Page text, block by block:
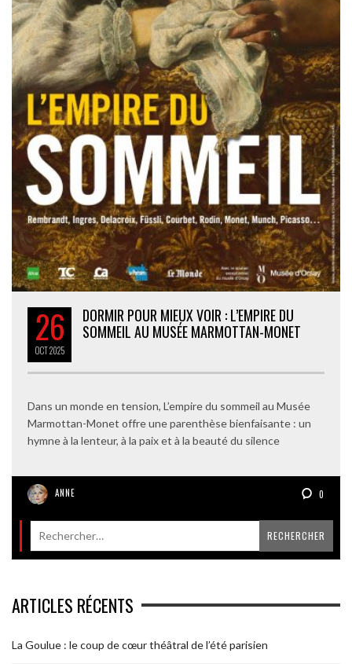
26
OCT2025
DORMIR POUR MIEUX VOIR : L’EMPIRE DU
SOMMEIL AU MUSÉE MARMOTTAN-MONET
Dans un monde en tension, L’empire du sommeil au Musée
Marmottan-Monet offre une parenthèse bienfaisante : un
hymne à la lenteur, à la paix et à la beauté du silence
ANNE 0
ARTICLES RÉCENTS
La Goulue : le coup de cœur théâtral de l’été parisien